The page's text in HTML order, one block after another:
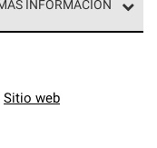
INFORMACIÓN
de techos
estrictos
Sitio web